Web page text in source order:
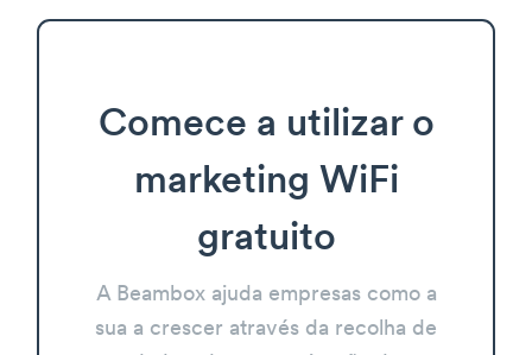
Comece a utilizar o
marketing WiFi
gratuito
A Beambox ajuda empresas como a
sua a crescer através da recolha de